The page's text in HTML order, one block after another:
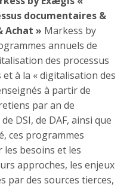
documentaires &
Achat » Markess by
annuels de
des processus
à la « digitalisation des
à partir de
par an de
DSI, de DAF, ainsi que
ces programmes
besoins et les
approches, les enjeux
par des sources tierces,